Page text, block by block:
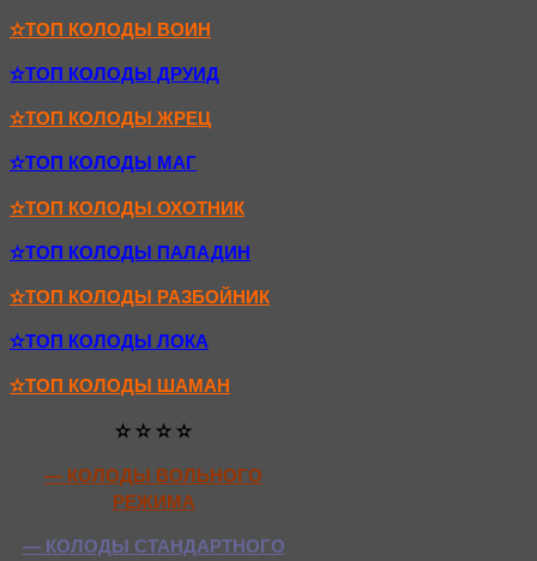
✫ТОП КОЛОДЫ ВОИН
✫ТОП КОЛОДЫ ДРУИД
✫ТОП КОЛОДЫ ЖРЕЦ
✫ТОП КОЛОДЫ МАГ
✫ТОП КОЛОДЫ ОХОТНИК
✫ТОП КОЛОДЫ ПАЛАДИН
✫ТОП КОЛОДЫ РАЗБОЙНИК
✫ТОП КОЛОДЫ ЛОКА
✫ТОП КОЛОДЫ ШАМАН
✫ ✫ ✫ ✫
— КОЛОДЫ ВОЛЬНОГО
РЕЖИМА
— КОЛОДЫ СТАНДАРТНОГО